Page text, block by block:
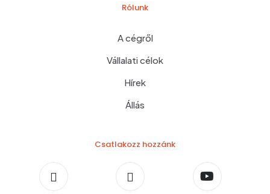
Rólunk
A cégről
Vállalati célok
Hírek
Állás
Csatlakozz hozzánk